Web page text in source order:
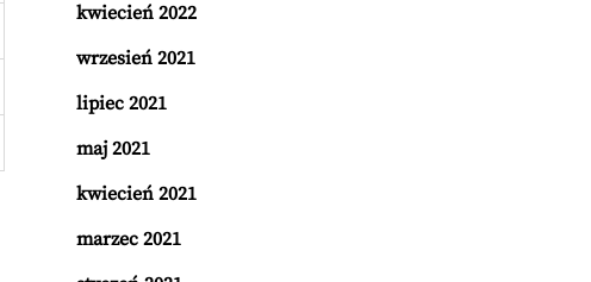
kwiecień 2022
wrzesień 2021
lipiec 2021
maj 2021
kwiecień 2021
marzec 2021